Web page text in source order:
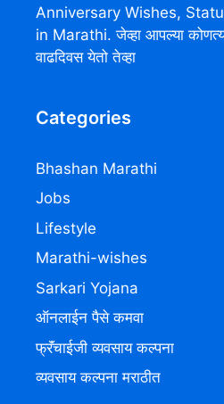
Anniversary Wishes,
in Marathi. जेव्हा आपल्या
वाढदिवस येतो तेव्हा
Categories
Bhashan Marathi
Jobs
Lifestyle
Marathi-wishes
Sarkari Yojana
ऑनलाईन पैसे कमवा
फ्रॅंचाईजी व्यवसाय कल्पना
व्यवसाय कल्पना मराठीत